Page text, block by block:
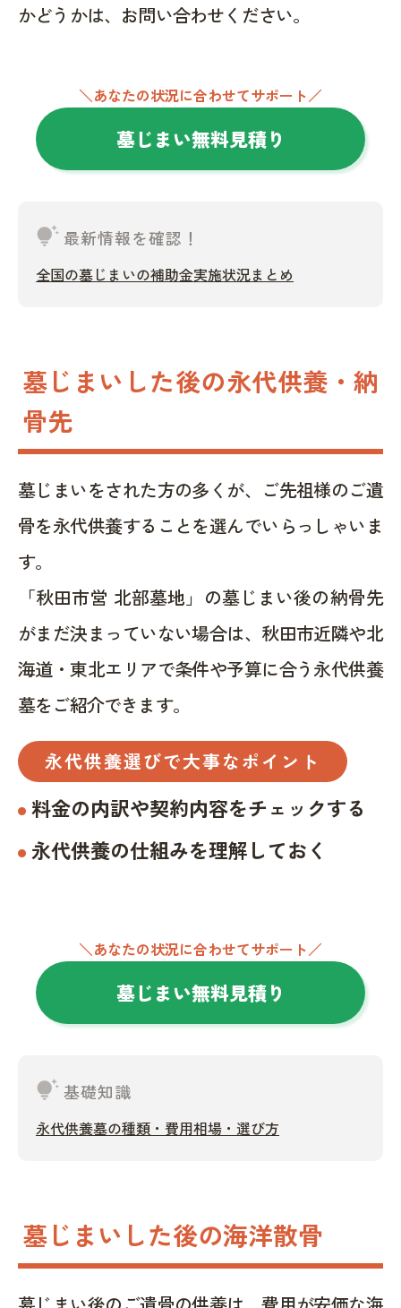
かどうかは、お問い合わせください。
＼あなたの状況に合わせてサポート／
墓じまい無料見積り
tips_and_updates 最新情報を確認！
全国の墓じまいの補助金実施状況まとめ
墓じまいした後の永代供養・納
骨先
墓じまいをされた方の多くが、ご先祖様のご遺
骨を永代供養することを選んでいらっしゃいま
す。
「秋田市営 北部墓地」の墓じまい後の納骨先
がまだ決まっていない場合は、秋田市近隣や北
海道・東北エリアで条件や予算に合う永代供養
墓をご紹介できます。
永代供養選びで大事なポイント
料金の内訳や契約内容をチェックする
永代供養の仕組みを理解しておく
＼あなたの状況に合わせてサポート／
墓じまい無料見積り
tips_and_updates基礎知識
永代供養墓の種類・費用相場・選び方
墓じまいした後の海洋散骨